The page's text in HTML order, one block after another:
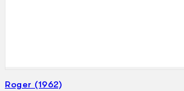
Roger (1962)